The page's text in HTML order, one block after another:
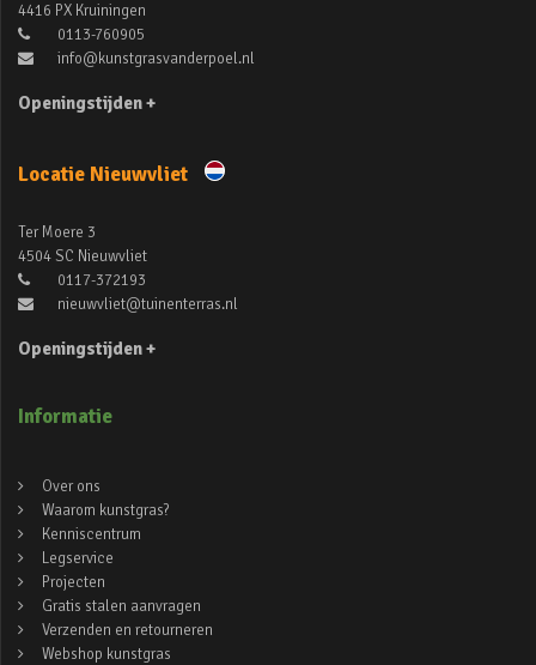
4416 PX Kruiningen
0113-760905
info@kunstgrasvanderpoel.nl
Openingstijden +
Locatie Nieuwvliet
Ter Moere 3
4504 SC Nieuwvliet
0117-372193
nieuwvliet@tuinenterras.nl
Openingstijden +
Informatie
Over ons
Waarom kunstgras?
Kenniscentrum
Legservice
Projecten
Gratis stalen aanvragen
Verzenden en retourneren
Webshop kunstgras